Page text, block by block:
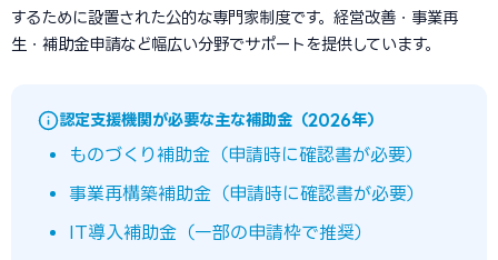
するために設置された公的な専門家制度です。経営改善・事業再
生・補助金申請など幅広い分野でサポートを提供しています。
認定支援機関が必要な主な補助金（2026年）
ものづくり補助金（申請時に確認書が必要）
事業再構築補助金（申請時に確認書が必要）
IT導入補助金（一部の申請枠で推奨）